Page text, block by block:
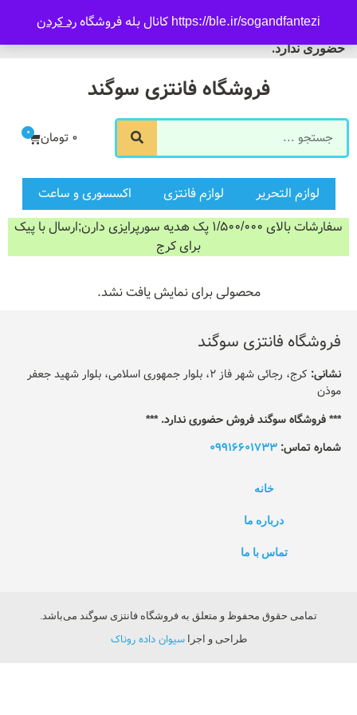
https://ble.ir/sogandfantezi کانال بله فروشگاه رد کردن
فروشگاه سوگند فروش
حضوری ندارد.
ورود/ثبت نام
فروشگاه فانتزی سوگند
0 تومان 0
لوازم التحریر لوازم فانتزی
اکسسوری و ساعت
سفارشات بالای 1/500/000 پک هدیه سورپرایزی دارن;ارسال با پیک
برای کرج
محصولی برای نمایش یافت نشد.
فروشگاه فانتزی سوگند
نشانی:
کرج، رجائی شهر فاز 2، بلوار جمهوری اسلامی، بلوار شهید جعفر
موذن
*** فروشگاه سوگند فروش حضوری ندارد. ***
شماره تماس: 09916601733
خانه
درباره ما
تماس با ما
تمامی حقوق محفوظ و متعلق به فروشگاه فانتزی سوگند می‌باشد.
طراحی و اجراسیوان داده روناک